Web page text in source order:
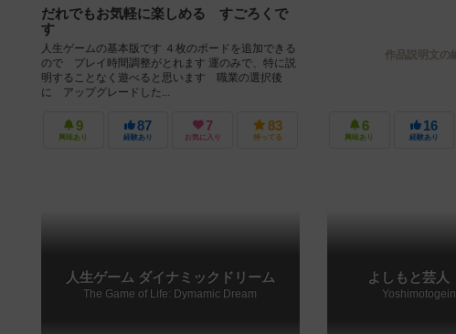
だれでもお気軽に楽しめる すごろくで
す
人生ゲームの基本版です ４枚のボードを追加できる
ので プレイ時間調整がとれます 運のみで、特に説
明することなく遊べると思います 職業の選択後
に アップグレードした...
9
興味あり
87
経験あり
7
お気に入り
83
持ってる
作品説明文の
6
興味あり
16
経験あり
人生ゲーム ダイナミックドリーム
The Game of Life: Dymamic Dream
よしもと芸